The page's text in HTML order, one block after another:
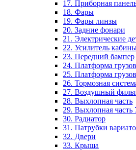
17. Приборная
18. Фары
19. Фары линзы
20. Задние фонари
21. Электрические
22. Усилитель
23. Передний бампер
24. Платформа
25. Платформа
26. Тормозная
27. Воздушный
28. Выхлопная часть
29. Выхлопная часть
30. Радиатор
31. Патрубки
32. Двери
33. Крыша